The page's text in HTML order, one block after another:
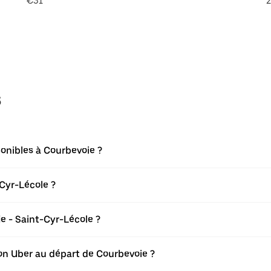
à Courbevoie ?
Lécole ?
- Saint-Cyr-Lécole ?
Uber au départ de Courbevoie ?